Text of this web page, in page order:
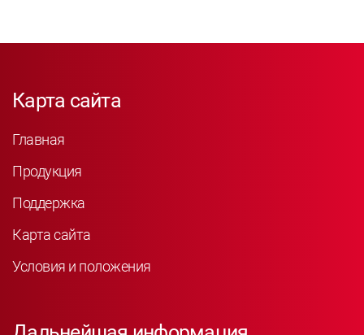
Карта сайта
Главная
Продукция
Поддержка
Карта сайта
Условия и положения